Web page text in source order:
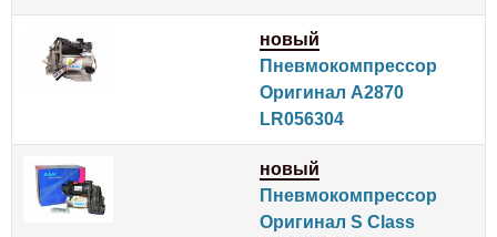
новый
Пневмокомпрессор
Оригинал A2870
LR056304
новый
Пневмокомпрессор
Оригинал S Class